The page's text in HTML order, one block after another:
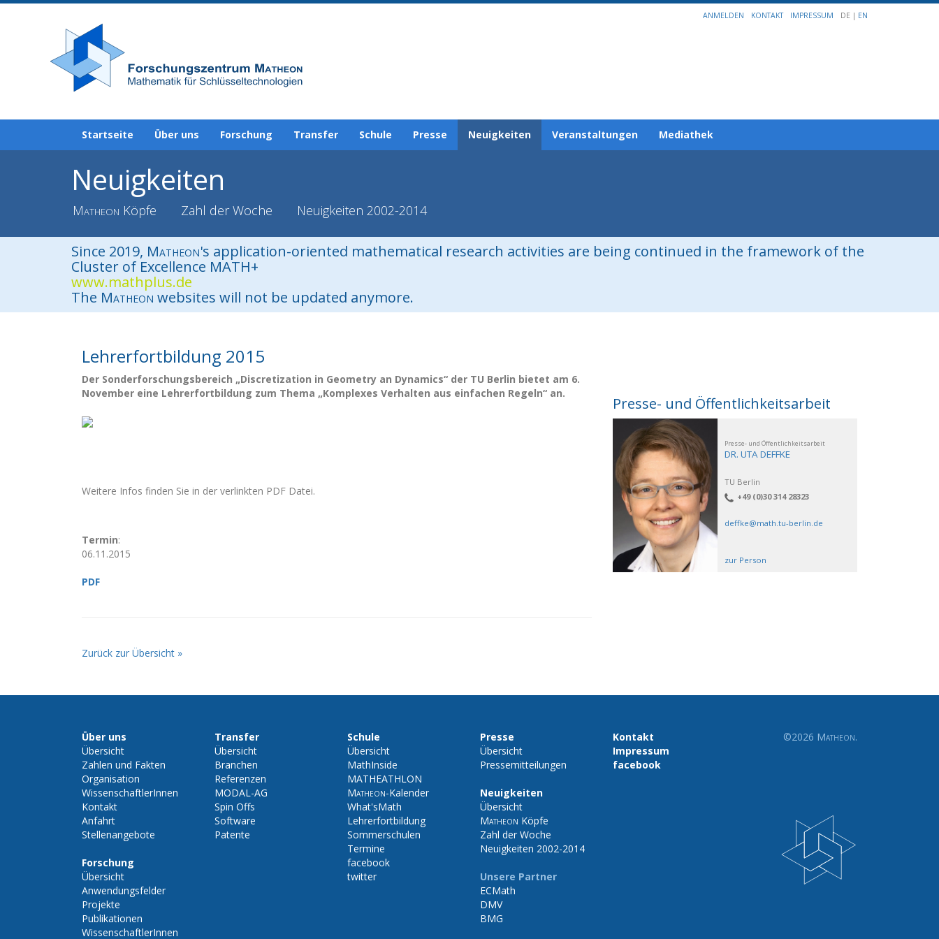
ANMELDEN KONTAKT IMPRESSUM DE | EN
Startseite Über uns Forschung Transfer Schule Presse Neuigkeiten Veranstaltungen Mediathek
Neuigkeiten
Matheon Köpfe Zahl der Woche Neuigkeiten 2002-2014
Since 2019, Matheon's application-oriented mathematical research activities are being continued in the framework of the
Cluster of Excellence MATH+
www.mathplus.de
The Matheon websites will not be updated anymore.
Lehrerfortbildung 2015
Der Sonderforschungsbereich „Discretization in Geometry an Dynamics“ der TU Berlin bietet am 6.
November eine Lehrerfortbildung zum Thema „Komplexes Verhalten aus einfachen Regeln“ an.
Weitere Infos finden Sie in der verlinkten PDF Datei.
Termin:
06.11.2015
PDF
Zurück zur Übersicht »
Presse- und Öffentlichkeitsarbeit
Presse- und Öffentlichkeitsarbeit
DR. UTA DEFFKE
TU Berlin
+49 (0)30 314 28323
deffke@math.tu-berlin.de
zur Person
Über uns
Übersicht
Zahlen und Fakten
Organisation
WissenschaftlerInnen
Kontakt
Anfahrt
Stellenangebote
Forschung
Übersicht
Anwendungsfelder
Projekte
Publikationen
WissenschaftlerInnen
Transfer
Übersicht
Branchen
Referenzen
MODAL-AG
Spin Offs
Software
Patente
Schule
Übersicht
MathInside
MATHEATHLON
Matheon-Kalender
What'sMath
Lehrerfortbildung
Sommerschulen
Termine
facebook
twitter
Presse
Übersicht
Pressemitteilungen
Neuigkeiten
Übersicht
Matheon Köpfe
Zahl der Woche
Neuigkeiten 2002-2014
Unsere Partner
ECMath
DMV
BMG
Kontakt
Impressum
facebook
©2026 Matheon.